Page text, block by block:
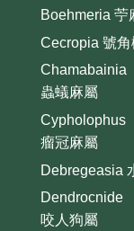
Boehmeria 苧
Cecropia 號
Chamabainia
蟲蟻麻屬
Cypholophus
瘤冠麻屬
Debregeasia
Dendrocnide
咬人狗屬